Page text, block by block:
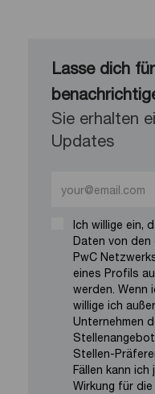
Lasse dich
Sie erhalten
Updates
Ich willige ein,
Daten von den
PwC
eines Profils
werden. Wenn
willige ich
Unternehmen
Stellen-
Fällen kann ich
Wirkung für